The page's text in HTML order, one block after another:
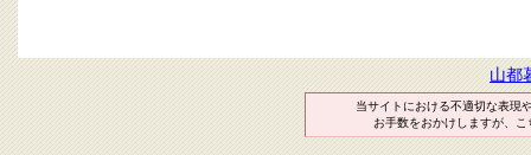
山都
当サイトにおける不適切な表現
お手数をおかけしますが、こ